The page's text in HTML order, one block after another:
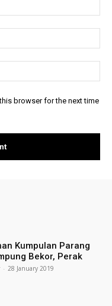
browser for the next time
Kumpulan Parang
Bekor, Perak
- 28 January 2019